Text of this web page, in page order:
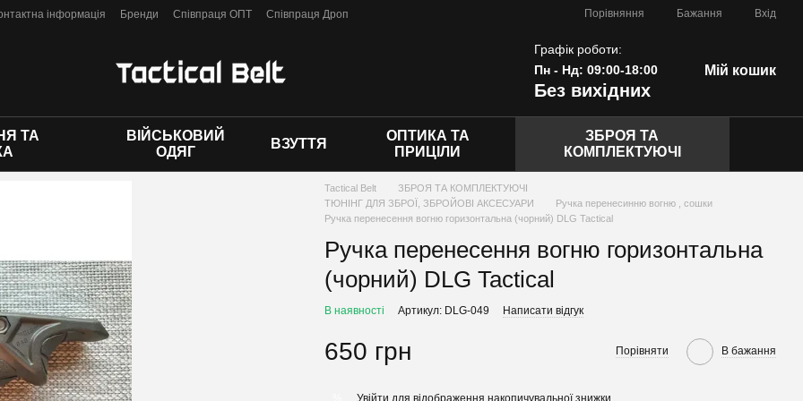
інформація Бренди Співпраця ОПТ
Співпраця Дроп
Порівняння Бажання Вхід
Графік роботи:
Пн - Нд: 09:00-18:00
Без вихідних
Мій кошик
ТА
ВІЙСЬКОВИЙ
ОДЯГ
ВЗУТТЯ
ОПТИКА ТА
ПРИЦІЛИ
ЗБРОЯ ТА
КОМПЛЕКТУЮЧІ
Tactical Belt
ЗБРОЯ ТА КОМПЛЕКТУЮЧІ
ТЮНІНГ ДЛЯ ЗБРОЇ, ЗБРОЙОВІ АКСЕСУАРИ
Ручка перенесинню вогню , сошки
Ручка перенесення вогню горизонтальна (чорний) DLG Tactical
Ручка перенесення вогню горизонтальна
(чорний) DLG Tactical
В наявності Артикул: DLG-049 Написати відгук
650 грн Порівняти В бажання
Увійти для відображення накопичувальної знижки